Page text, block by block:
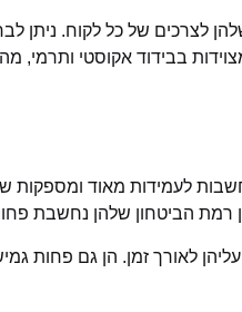
של כל לקוח. ניתן
בבידוד אקוסטי ותרמי,
לעמידות מאוד ומספקות
רמת הביטחון שלהן נחשבת
לאורך זמן. הן גם פחות